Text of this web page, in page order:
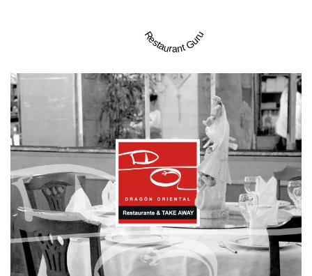
Restaurant Guru